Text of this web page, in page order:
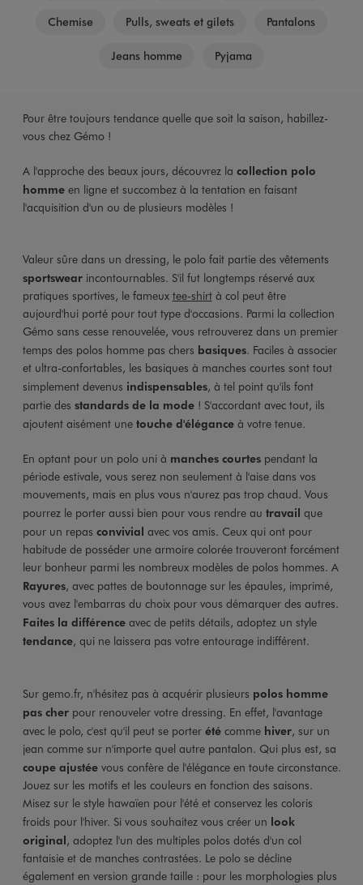
Chemise Pulls, sweats et gilets Pantalons
Jeans homme Pyjama
Pour être toujours tendance quelle que soit la saison, habillez-
vous chez Gémo !
A l'approche des beaux jours, découvrez la collection polo
hommeen ligne et succombez à la tentation en faisant
l'acquisition d'un ou de plusieurs modèles !
Valeur sûre dans un dressing, le polo fait partie des vêtements
sportswear incontournables. S'il fut longtemps réservé aux
pratiques sportives, le fameux tee-shirtà col peut être
aujourd'hui porté pour tout type d'occasions. Parmi la collection
Gémo sans cesse renouvelée, vous retrouverez dans un premier
temps des polos homme pas chers basiques. Faciles à associer
et ultra-confortables, les basiques à manches courtes sont tout
simplement devenus indispensables, à tel point qu'ils font
partie des standards de la mode! S'accordant avec tout, ils
ajoutent aisément unetouche d'élégance à votre tenue.
En optant pour un polo uni à manches courtespendant la
période estivale, vous serez non seulement à l'aise dans vos
mouvements, mais en plus vous n'aurez pas trop chaud. Vous
pourrez le porter aussi bien pour vous rendre au travail que
pour un repas convivial avec vos amis. Ceux qui ont pour
habitude de posséder une armoire colorée trouveront forcément
leur bonheur parmi les nombreux modèles de polos hommes. A
Rayures, avec pattes de boutonnage sur les épaules, imprimé,
vous avez l'embarras du choix pour vous démarquer des autres.
Faites la différenceavec de petits détails, adoptez un style
tendance, qui ne laissera pas votre entourage indifférent.
Sur gemo.fr, n'hésitez pas à acquérir plusieurs polos homme
pas cher pour renouveler votre dressing. En effet, l'avantage
avec le polo, c'est qu'il peut se porter été comme hiver, sur un
jean comme sur n'importe quel autre pantalon. Qui plus est, sa
coupe ajustée vous confère de l'élégance en toute circonstance.
Jouez sur les motifs et les couleurs en fonction des saisons.
Misez sur le style hawaïen pour l'été et conservez les coloris
froids pour l'hiver. Si vous souhaitez vous créer un look
original, adoptez l'un des multiples polos dotés d'un col
fantaisie et de manches contrastées. Le polo se décline
également en version grande taille : pour les morphologies plus